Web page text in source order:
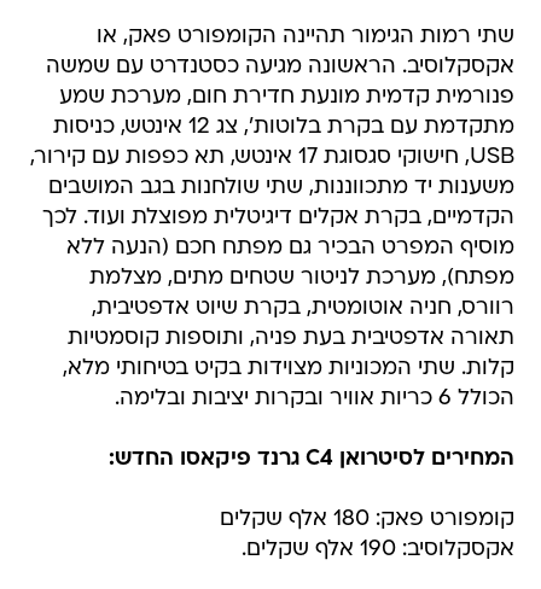
שתי רמות הגימור תהיינה הקומפורט פאק, או
אקסקלוסיב. הראשונה מגיעה כסטנדרט עם שמשה
פנורמית קדמית מונעת חדירת חום, מערכת שמע
מתקדמת עם בקרת בלוטות', צג 12 אינטש, כניסות
USB, חישוקי סגסוגת 17 אינטש, תא כפפות עם קירור,
משענות יד מתכווננות, שתי שולחנות בגב המושבים
הקדמיים, בקרת אקלים דיגיטלית מפוצלת ועוד. לכך
מוסיף המפרט הבכיר גם מפתח חכם (הנעה ללא
מפתח), מערכת לניטור שטחים מתים, מצלמת
רוורס, חניה אוטומטית, בקרת שיוט אדפטיבית,
תאורה אדפטיבית בעת פניה, ותוספות קוסמטיות
קלות. שתי המכוניות מצוידות בקיט בטיחותי מלא,
הכולל 6 כריות אוויר ובקרות יציבות ובלימה.
המחירים לסיטרואן C4 גרנד פיקאסו החדש:
קומפורט פאק: 180 אלף שקלים
אקסקלוסיב: 190 אלף שקלים.